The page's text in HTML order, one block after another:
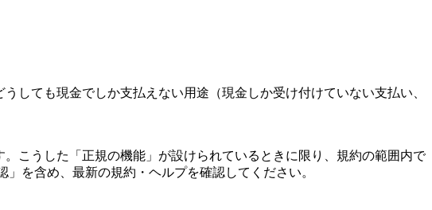
しても現金でしか支払えない用途（現金しか受け付けていない支払い、
こうした「正規の機能」が設けられているときに限り、規約の範囲内で
を含め、最新の規約・ヘルプを確認してください。